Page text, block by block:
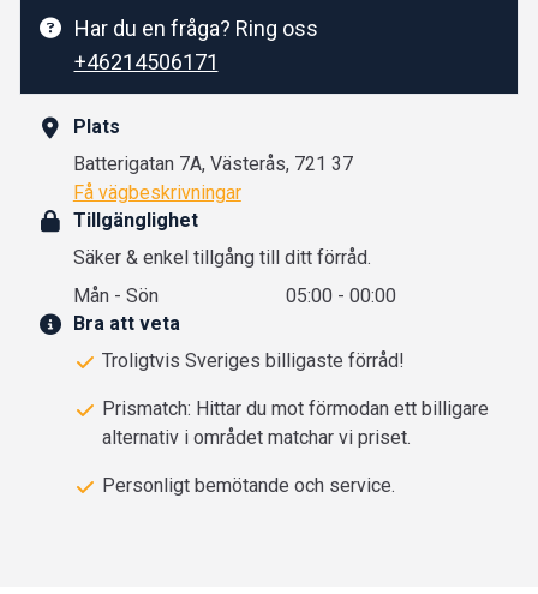
Har du en fråga? Ring oss
+46214506171
Plats
Batterigatan 7A, Västerås, 721 37
Få vägbeskrivningar
Tillgänglighet
Säker & enkel tillgång till ditt förråd.
Mån - Sön
05:00 - 00:00
Bra att veta
Troligtvis Sveriges billigaste förråd!
Prismatch: Hittar du mot förmodan ett billigare
alternativ i området matchar vi priset.
Personligt bemötande och service.